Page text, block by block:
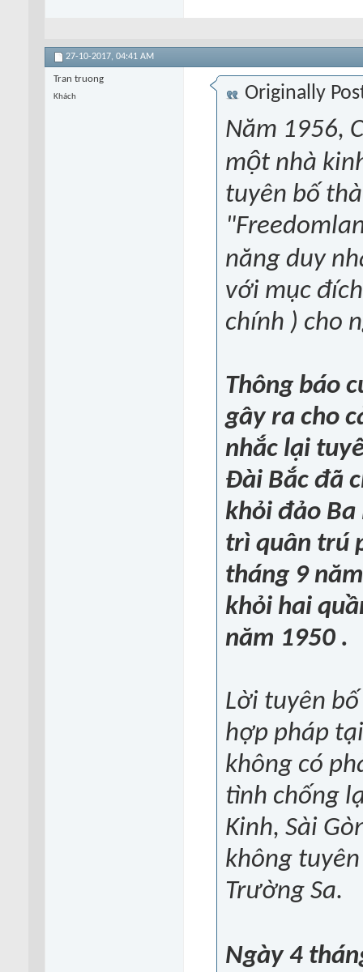
27-10-2017, 04:41 AM
Tran truong
Khách Originally
Năm 1956,
một nhà
tuyên bố
năng duy
với mục
chính ) cho
Thông báo
gây ra cho
nhắc lại
Đài Bắc đã
khỏi đảo Ba
trì quân trú
tháng 9
khỏi hai
năm 1950 .
Lời tuyên
hợp pháp
không có
tình chống
Kinh, Sài
không
Trường Sa.
Ngày 4